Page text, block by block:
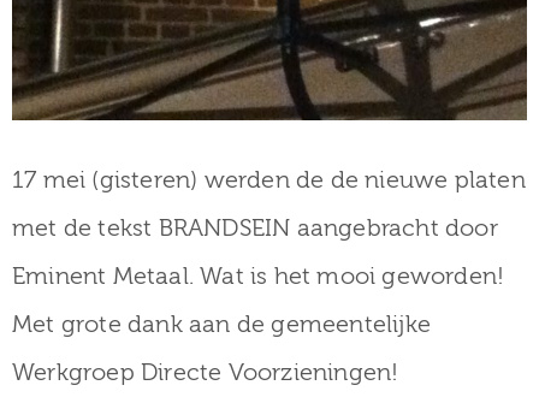
17 mei (gisteren) werden de de nieuwe platen
met de tekst BRANDSEIN aangebracht door
Eminent Metaal. Wat is het mooi geworden!
Met grote dank aan de gemeentelijke
Werkgroep Directe Voorzieningen!